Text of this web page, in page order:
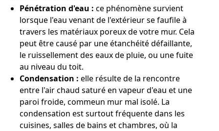
Pénétration d'eau : ce phénomène survient
lorsque l'eau venant de l'extérieur se faufile à
travers les matériaux poreux de votre mur. Cela
peut être causé par une étanchéité défaillante,
le ruissellement des eaux de pluie, ou une fuite
au niveau du toit.
Condensation : elle résulte de la rencontre
entre l'air chaud saturé en vapeur d'eau et une
paroi froide, commeun mur mal isolé. La
condensation est surtout fréquente dans les
cuisines, salles de bains et chambres, où la